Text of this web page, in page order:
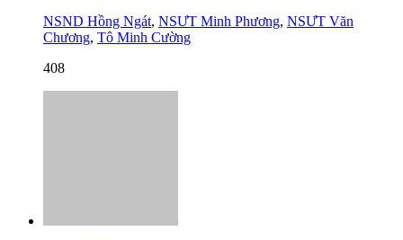
NSND Hồng Ngát, NSƯT Minh Phương, NSƯT Văn
Chương, Tô Minh Cường
408